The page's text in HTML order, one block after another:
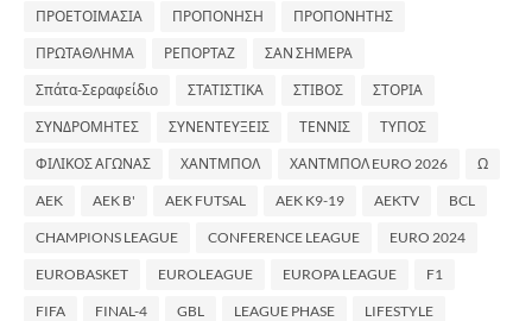
ΠΡΟΕΤΟΙΜΑΣΙΑ ΠΡΟΠΟΝΗΣΗ ΠΡΟΠΟΝΗΤΗΣ
ΠΡΩΤΑΘΛΗΜΑ ΡΕΠΟΡΤΑΖ ΣΑΝ ΣΗΜΕΡΑ
Σπάτα-Σεραφείδιο ΣΤΑΤΙΣΤΙΚΑ ΣΤΙΒΟΣ ΣΤΟΡΙΑ
ΣΥΝΔΡΟΜΗΤΕΣ ΣΥΝΕΝΤΕΥΞΕΙΣ ΤΕΝΝΙΣ ΤΥΠΟΣ
ΦΙΛΙΚΟΣ ΑΓΩΝΑΣ ΧΑΝΤΜΠΟΛ ΧΑΝΤΜΠΟΛ EURO 2026 Ω
AEK AEK B' AEK FUTSAL AEK K9-19 AEKTV BCL
CHAMPIONS LEAGUE CONFERENCE LEAGUE EURO 2024
EUROBASKET EUROLEAGUE EUROPA LEAGUE F1
FIFA FINAL-4 GBL LEAGUE PHASE LIFESTYLE